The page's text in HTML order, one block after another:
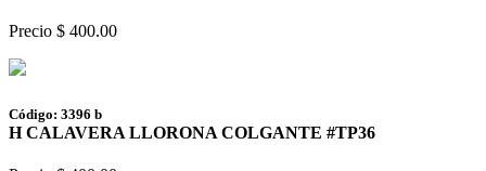
Precio $ 400.00
Código: 3396 b
H CALAVERA LLORONA COLGANTE #TP36